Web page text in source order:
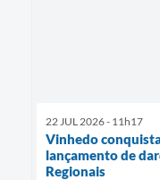
22 JUL 2026 - 11h17
Vinhedo
lançamento de
Regionais